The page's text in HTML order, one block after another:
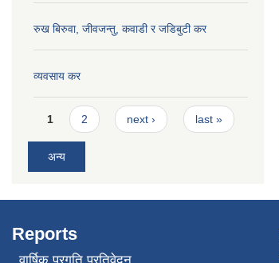
रुख बिरुवा, जीवजन्तु, कवाडी र जडिबुटी कर
व्यवसाय कर
Pages
1 2 next › last »
अन्य
Reports